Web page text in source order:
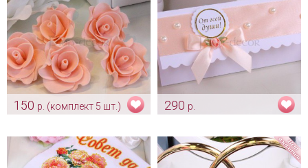
150 р. (комплект 5 шт.)
290 р.